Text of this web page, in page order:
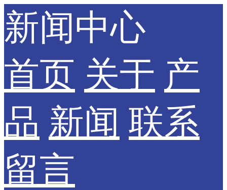
新闻中心
首页 关于 产
品 新闻 联系
留言